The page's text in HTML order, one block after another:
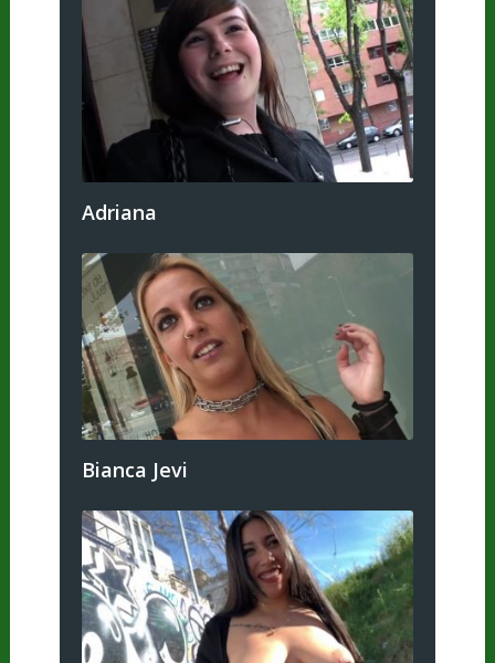
Adriana
Bianca Jevi